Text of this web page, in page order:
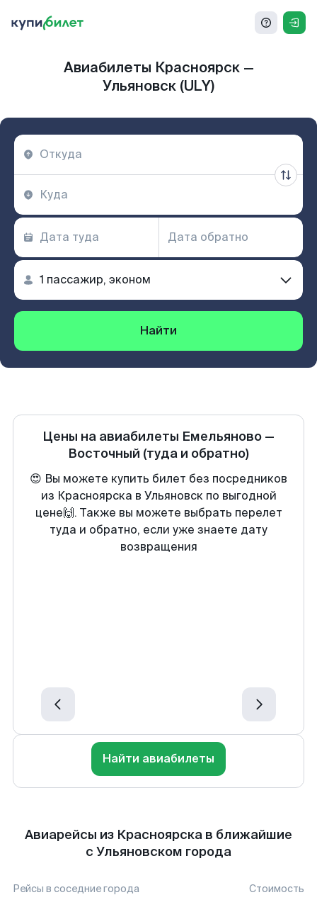
Авиабилеты Красноярск —
Ульяновск (ULY)
Найти
Цены на авиабилеты Емельяново —
Восточный (туда и обратно)
😍 Вы можете купить билет без посредников
из Красноярска в Ульяновск по выгодной
цене🙌. Также вы можете выбрать перелет
туда и обратно, если уже знаете дату
возвращения
Найти авиабилеты
Авиарейсы из Красноярска в ближайшие
с Ульяновском города
Рейсы в соседние города Стоимость